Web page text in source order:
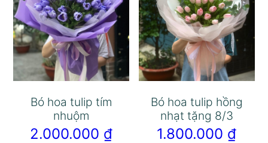
Bó hoa tulip tím
nhuộm
2.000.000 ₫
Bó hoa tulip hồng
nhạt tặng 8/3
1.800.000 ₫